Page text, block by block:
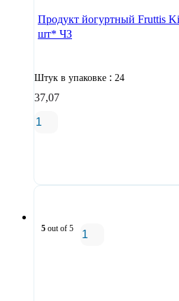
Продукт йогуртный Fruttis
шт* ЧЗ
Штук в упаковке : 24
37,07
5 out of 5